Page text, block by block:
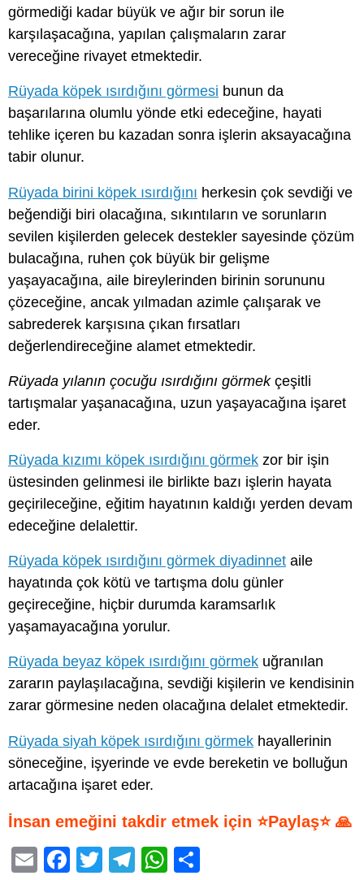
görmediği kadar büyük ve ağır bir sorun ile
karşılaşacağına, yapılan çalışmaların zarar
vereceğine rivayet etmektedir.
Rüyada köpek ısırdığını görmesi bunun da
başarılarına olumlu yönde etki edeceğine, hayati
tehlike içeren bu kazadan sonra işlerin aksayacağına
tabir olunur.
Rüyada birini köpek ısırdığını herkesin çok sevdiği ve
beğendiği biri olacağına, sıkıntıların ve sorunların
sevilen kişilerden gelecek destekler sayesinde çözüm
bulacağına, ruhen çok büyük bir gelişme
yaşayacağına, aile bireylerinden birinin sorununu
çözeceğine, ancak yılmadan azimle çalışarak ve
sabrederek karşısına çıkan fırsatları
değerlendireceğine alamet etmektedir.
Rüyada yılanın çocuğu ısırdığını görmekçeşitli
tartışmalar yaşanacağına, uzun yaşayacağına işaret
eder.
Rüyada kızımı köpek ısırdığını görmek zor bir işin
üstesinden gelinmesi ile birlikte bazı işlerin hayata
geçirileceğine, eğitim hayatının kaldığı yerden devam
edeceğine delalettir.
Rüyada köpek ısırdığını görmek diyadinnet aile
hayatında çok kötü ve tartışma dolu günler
geçireceğine, hiçbir durumda karamsarlık
yaşamayacağına yorulur.
Rüyada beyaz köpek ısırdığını görmek uğranılan
zararın paylaşılacağına, sevdiği kişilerin ve kendisinin
zarar görmesine neden olacağına delalet etmektedir.
Rüyada siyah köpek ısırdığını görmek hayallerinin
söneceğine, işyerinde ve evde bereketin ve bolluğun
artacağına işaret eder.
İnsan emeğini takdir etmek için ⭐Paylaş⭐ 🙏
E
F
T
T
W